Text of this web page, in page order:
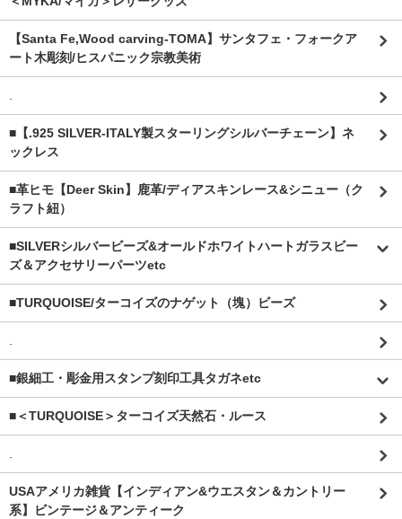
【Santa Fe,Wood carving-TOMA】サンタフェ・フォークア
ート木彫刻/ヒスパニック宗教美術
.
■【.925 SILVER-ITALY製スターリングシルバーチェーン】ネ
ックレス
■革ヒモ【Deer Skin】鹿革/ディアスキンレース&シニュー（ク
ラフト紐）
■SILVERシルバービーズ&オールドホワイトハートガラスビー
ズ＆アクセサリーパーツetc
■TURQUOISE/ターコイズのナゲット（塊）ビーズ
.
■銀細工・彫金用スタンプ刻印工具タガネetc
■＜TURQUOISE＞ターコイズ天然石・ルース
.
USAアメリカ雑貨【インディアン&ウエスタン＆カントリー
系】ビンテージ＆アンティーク